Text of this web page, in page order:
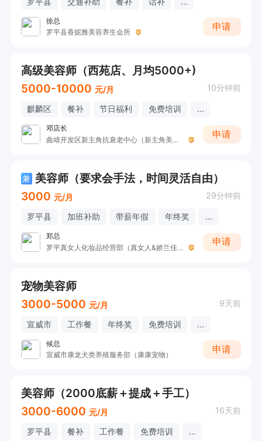
徐总
罗平县香妮雅美容养生会所
申请
高级美容师（西苑店、月均5000+)
5000-10000 元/月 10分钟前
麒麟区 餐补 节日福利 免费培训 ...
邓店长
曲靖开发区新主角抗衰老中心（新主角美容SPA）
申请
兼 美容师（要求会手法，时间灵活自由）
3000 元/月 29分钟前
罗平县 加班补助 带薪年假 年终奖 ...
郑总
罗平真女人化妆品经营部（真女人&娇兰佳人）
申请
宠物美容师
3000-5000 元/月 9天前
宣威市 工作餐 年终奖 免费培训 ...
候总
宣威市康龙犬类养殖服务部（康康宠物）
申请
美容师（2000底薪＋提成＋手工）
3000-6000 元/月 16天前
罗平县 餐补 工作餐 免费培训 ...